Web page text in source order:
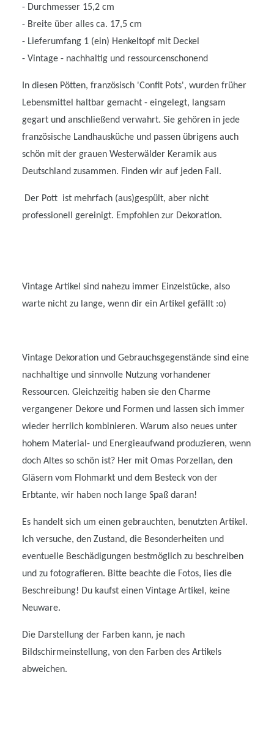
- Durchmesser 15,2 cm
- Breite über alles ca. 17,5 cm
- Lieferumfang 1 (ein) Henkeltopf mit Deckel
- Vintage - nachhaltig und ressourcenschonend
In diesen Pötten, französisch 'Confit Pots', wurden früher
Lebensmittel haltbar gemacht - eingelegt, langsam
gegart und anschließend verwahrt. Sie gehören in jede
französische Landhausküche und passen übrigens auch
schön mit der grauen Westerwälder Keramik aus
Deutschland zusammen. Finden wir auf jeden Fall.
Der Pott ist mehrfach (aus)gespült, aber nicht
professionell gereinigt. Empfohlen zur Dekoration.
Vintage Artikel sind nahezu immer Einzelstücke, also
warte nicht zu lange, wenn dir ein Artikel gefällt :o)
Vintage Dekoration und Gebrauchsgegenstände sind eine
nachhaltige und sinnvolle Nutzung vorhandener
Ressourcen. Gleichzeitig haben sie den Charme
vergangener Dekore und Formen und lassen sich immer
wieder herrlich kombinieren. Warum also neues unter
hohem Material- und Energieaufwand produzieren, wenn
doch Altes so schön ist? Her mit Omas Porzellan, den
Gläsern vom Flohmarkt und dem Besteck von der
Erbtante, wir haben noch lange Spaß daran!
Es handelt sich um einen gebrauchten, benutzten Artikel.
Ich versuche, den Zustand, die Besonderheiten und
eventuelle Beschädigungen bestmöglich zu beschreiben
und zu fotografieren. Bitte beachte die Fotos, lies die
Beschreibung! Du kaufst einen Vintage Artikel, keine
Neuware.
Die Darstellung der Farben kann, je nach
Bildschirmeinstellung, von den Farben des Artikels
abweichen.